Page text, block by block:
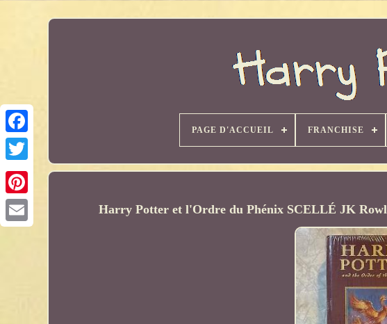
PAGE D'ACCUEIL FRANCHISE
Harry Potter et l'Ordre du Phénix SCELLÉ JK